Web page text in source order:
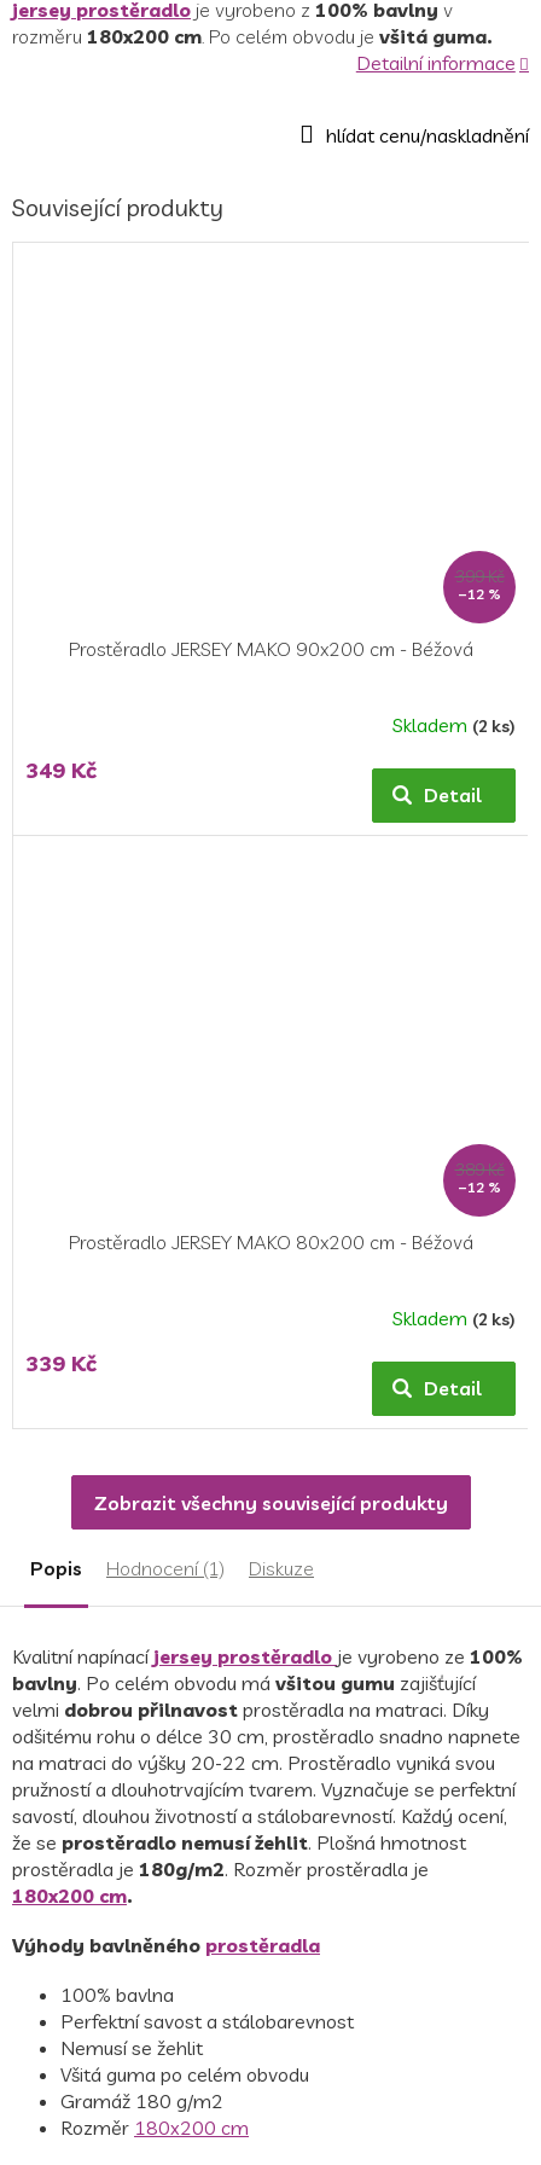
jersey prostěradlo je vyrobeno z 100% bavlny v
rozměru 180x200 cm Po celém obvodu je všitá guma.
Detailní informace
Související produkty
399 Kč
–12 %
Prostěradlo JERSEY MAKO 90x200 cm - Béžová
Skladem (2 ks)
349 Kč
Detail
389 Kč
–12 %
Prostěradlo JERSEY MAKO 80x200 cm - Béžová
hodnocení
produktu
5,0
hvězdiček.
Skladem (2 ks)
339 Kč
Detail
Zobrazit všechny související produkty
Popis Hodnocení (1) Diskuze
Kvalitní napínací jersey prostěradlo je vyrobeno ze 100%
bavlny. Po celém obvodu má všitou gumu zajišťující
velmi dobrou přilnavost prostěradla na matraci. Díky
odšitému rohu o délce 30 cm, prostěradlo snadno napnete
na matraci do výšky 20-22 cm. Prostěradlo vyniká svou
pružností a dlouhotrvajícím tvarem. Vyznačuje se perfektní
savostí, dlouhou životností a stálobarevností. Každý ocení,
že se prostěradlo nemusí žehlit. Plošná hmotnost
prostěradla je 180g/m2. Rozměr prostěradla je
180x200 cm.
Výhody bavlněného prostěradla
100% bavlna
Perfektní savost a stálobarevnost
Nemusí se žehlit
Všitá guma po celém obvodu
Gramáž 180 g/m2
Rozměr 180x200 cm